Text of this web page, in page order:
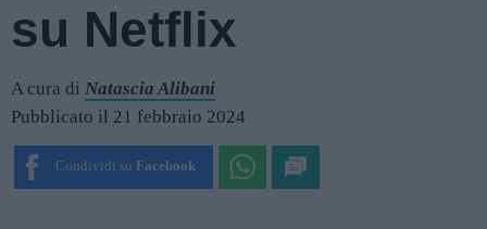
su Netflix
A cura di Natascia Alibani
Pubblicato il 21 febbraio 2024
Condividi su Facebook